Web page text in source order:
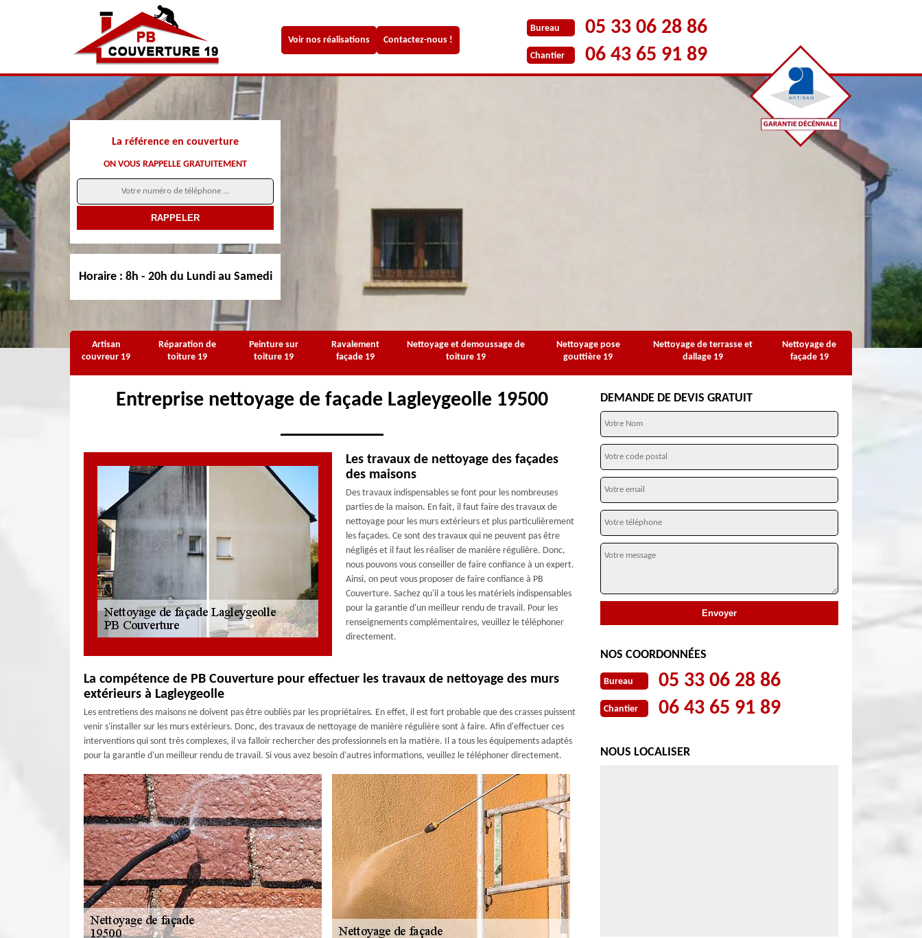
Voir nos réalisations Contactez-nous !
Bureau 05 33 06 28 86
Chantier 06 43 65 91 89
La référence en couverture
ON VOUS RAPPELLE GRATUITEMENT
Horaire : 8h - 20h du Lundi au Samedi
Artisan
couvreur 19
Réparation de
toiture 19
Peinture sur
toiture 19
Ravalement
façade 19
Nettoyage et demoussage de
toiture 19
Nettoyage pose
gouttière 19
Nettoyage de terrasse et
dallage 19
Nettoyage de
façade 19
Entreprise nettoyage de façade Lagleygeolle 19500
Les travaux de nettoyage des façades
des maisons
Des travaux indispensables se font pour les nombreuses
parties de la maison. En fait, il faut faire des travaux de
nettoyage pour les murs extérieurs et plus particulièrement
les façades. Ce sont des travaux qui ne peuvent pas être
négligés et il faut les réaliser de manière régulière. Donc,
nous pouvons vous conseiller de faire confiance à un expert.
Ainsi, on peut vous proposer de faire confiance à PB
Couverture. Sachez qu'il a tous les matériels indispensables
pour la garantie d'un meilleur rendu de travail. Pour les
renseignements complémentaires, veuillez le téléphoner
directement.
La compétence de PB Couverture pour effectuer les travaux de nettoyage des murs
extérieurs à Lagleygeolle
Les entretiens des maisons ne doivent pas être oubliés par les propriétaires. En effet, il est fort probable que des crasses puissent
venir s'installer sur les murs extérieurs. Donc, des travaux de nettoyage de manière régulière sont à faire. Afin d'effectuer ces
interventions qui sont très complexes, il va falloir rechercher des professionnels en la matière. Il a tous les équipements adaptés
pour la garantie d'un meilleur rendu de travail. Si vous avez besoin d'autres informations, veuillez le téléphoner directement.
DEMANDE DE DEVIS GRATUIT
NOS COORDONNÉES
Bureau 05 33 06 28 86
Chantier 06 43 65 91 89
NOUS LOCALISER